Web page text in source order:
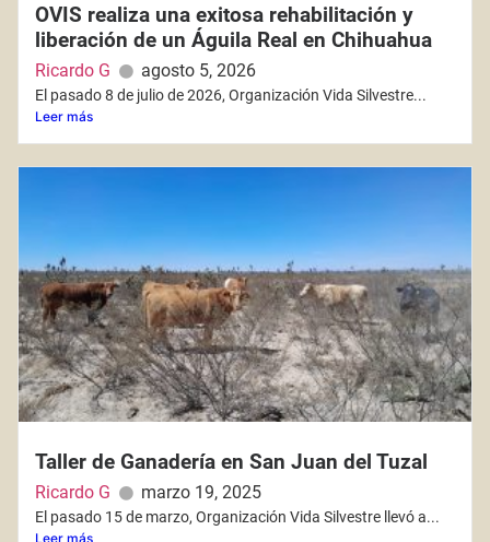
OVIS realiza una exitosa rehabilitación y
liberación de un Águila Real en Chihuahua
Ricardo G agosto 5, 2026
El pasado 8 de julio de 2026, Organización Vida Silvestre...
Leer más
Taller de Ganadería en San Juan del Tuzal
Ricardo G marzo 19, 2025
El pasado 15 de marzo, Organización Vida Silvestre llevó a...
Leer más